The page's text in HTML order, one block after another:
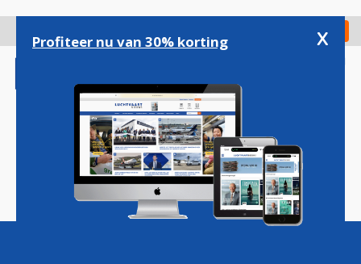
gaan
Check in
Magazine Podcasts Vacatures
Profiteer nu van 30% korting x